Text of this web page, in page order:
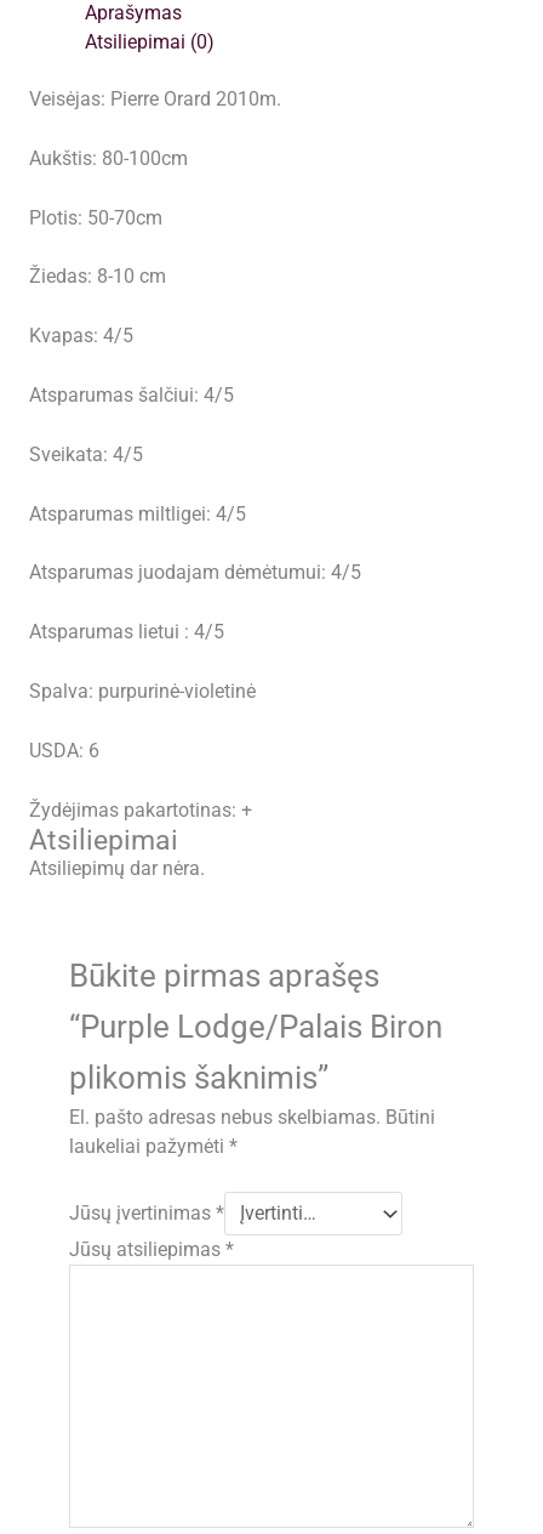
Aprašymas
Atsiliepimai (0)
Veisėjas: Pierre Orard 2010m.
Aukštis: 80-100cm
Plotis: 50-70cm
Žiedas: 8-10 cm
Kvapas: 4/5
Atsparumas šalčiui: 4/5
Sveikata: 4/5
Atsparumas miltligei: 4/5
Atsparumas juodajam dėmėtumui: 4/5
Atsparumas lietui : 4/5
Spalva: purpurinė-violetinė
USDA: 6
Žydėjimas pakartotinas: +
Atsiliepimai
Atsiliepimų dar nėra.
Būkite pirmas aprašęs
“Purple Lodge/Palais Biron
plikomis šaknimis”
El. pašto adresas nebus skelbiamas. Būtini
laukeliai pažymėti*
Jūsų įvertinimas*
Jūsų atsiliepimas*